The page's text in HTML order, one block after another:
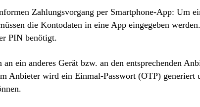
Zahlungsvorgang per Smartphone-App: Um
die Kontodaten in eine App eingegeben
PIN benötigt.
ein anderes Gerät bzw. an den entsprechenden
Anbieter wird ein Einmal-Passwort (OTP) generiert